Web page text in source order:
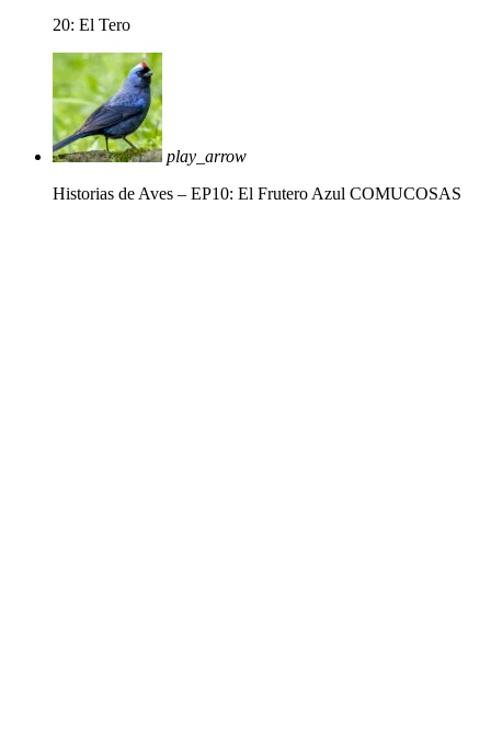
20: El Tero
play_arrow
Historias de Aves – EP10: El Frutero Azul COMUCOSAS